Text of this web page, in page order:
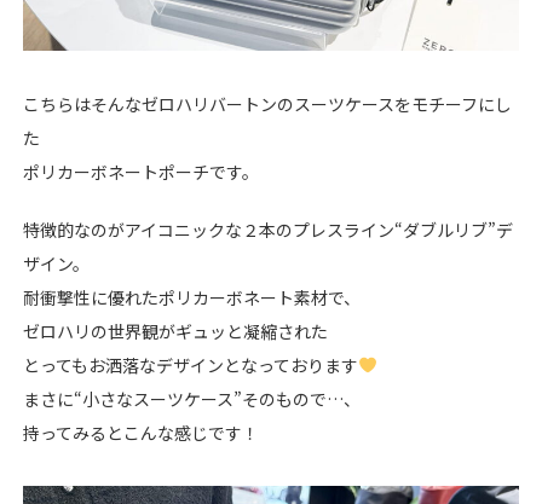
こちらはそんなゼロハリバートンのスーツケースをモチーフにし
た
ポリカーボネートポーチです。
特徴的なのがアイコニックな２本のプレスライン“ダブルリブ”デ
ザイン。
耐衝撃性に優れたポリカーボネート素材で、
ゼロハリの世界観がギュッと凝縮された
とってもお洒落なデザインとなっております
まさに“小さなスーツケース”そのもので…、
持ってみるとこんな感じです！